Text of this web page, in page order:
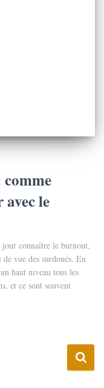
le
connaître le burnout,
vue des surdoués. En
haut niveau tous les
et ce sont souvent